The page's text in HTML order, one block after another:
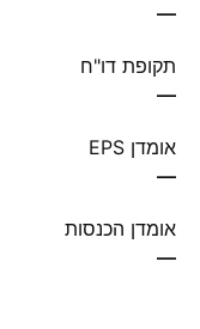
—
תקופת דו"ח
—
אומדן EPS
—
אומדן הכנסות
—